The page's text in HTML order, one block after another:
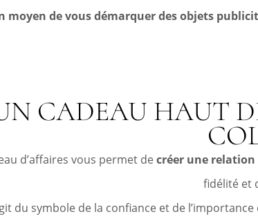
moyen de vous démarquer des objets
CADEAU HAUT
d’affaires vous permet de créer une relation
fidélité et
du symbole de la confiance et de